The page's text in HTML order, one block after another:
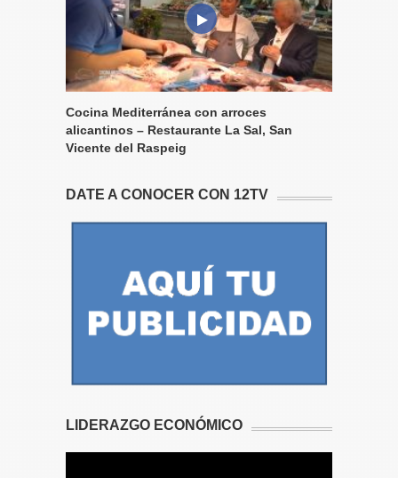
Cocina Mediterránea con arroces
alicantinos – Restaurante La Sal, San
Vicente del Raspeig
DATE A CONOCER CON 12TV
LIDERAZGO ECONÓMICO